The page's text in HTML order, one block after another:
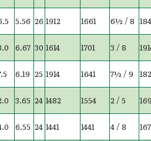
5.56 26 1912 1661 6½ / 8
6.67 30 1614 1701 3 / 8
6.19 25 1914 1641 7½ / 9
3.65 24 1482 1554 2 / 5
6.55 24 1441 1441 4 / 8